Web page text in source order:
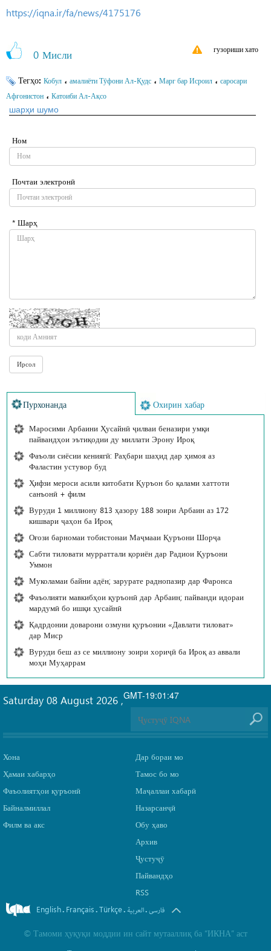
https://iqna.ir/fa/news/4175176
0 Мисли гузориши хато
Тегҳо: Кобул ، амалиёти Тӯфони Ал-Қудс ، Марг бар Исроил ، саросари
Афғонистон ، Катоиби Ал-Ақсо
шарҳи шумо
Ном
Почтаи электронӣ
* Шарҳ
Пурхонанда Охирин хабар
Маросими Арбаини Ҳусайнӣ ҷилваи беназири умқи
пайвандҳои эътиқодии ду миллати Эрону Ироқ
Фаъоли сиёсии кениягӣ: Раҳбари шаҳид дар ҳимоя аз
Фаластин устувор буд
Ҳифзи мероси асили китобати Қуръон бо қалами хаттоти
санъонӣ + филм
Вуруди 1 миллиону 813 ҳазору 188 зоири Арбаин аз 172
кишвари ҷаҳон ба Ироқ
Оғози барномаи тобистонаи Маҷмааи Қуръони Шорҷа
Сабти тиловати мурраттали қориён дар Радиои Қуръони
Уммон
Муколамаи байни адён; зарурате раднопазир дар Фаронса
Фаъолияти мавкибҳои қуръонӣ дар Арбаин; пайванди идораи
мардумӣ бо ишқи ҳусайнӣ
Қадрдонии доварони озмуни қуръонии «Давлати тиловат»
дар Миср
Вуруди беш аз се миллиону зоири хориҷӣ ба Ироқ аз аввали
моҳи Муҳаррам
GMT-19:01:47
Saturday 08 August 2026 ,
Хона
Ҳамаи хабарҳо
Фаъолиятҳои қуръонӣ
Байналмиллал
Филм ва акс
Дар бораи мо
Тамос бо мо
Маҷаллаи хабарӣ
Назарсанҷӣ
Обу ҳаво
Архив
Ҷустуҷӯ
Пайвандҳо
RSS
English. Français.Türkçe. العربیة.فارسی
© Тамоми ҳуқуқи моддии ин сайт мутааллиқ ба “ИКНА” аст